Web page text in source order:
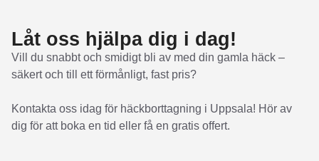
Låt oss hjälpa dig i dag!
Vill du snabbt och smidigt bli av med din gamla häck –
säkert och till ett förmånligt, fast pris?
Kontakta oss idag för häckborttagning i Uppsala! Hör av
dig för att boka en tid eller få en gratis offert.